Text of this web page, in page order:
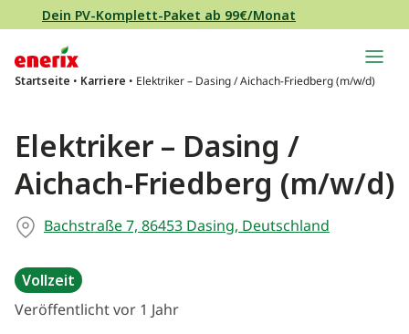
Direkt zum Inhalt wechseln
Dein PV-Komplett-Paket ab 99€/Monat
Hauptnavigation
Startseite • Karriere • Elektriker – Dasing / Aichach-Friedberg (m/w/d)
Elektriker – Dasing /
Aichach-Friedberg (m/w/d)
Bachstraße 7, 86453 Dasing, Deutschland
Vollzeit
Veröffentlicht vor 1 Jahr